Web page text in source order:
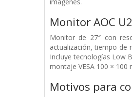
Monitor AOC
Monitor de 27″ con
actualización, tiempo de
Incluye tecnologías Low
montaje VESA 100 × 100
Motivos para